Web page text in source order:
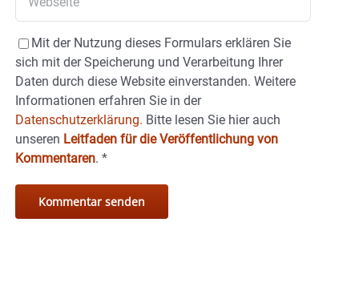
Mit der Nutzung dieses Formulars erklären Sie
sich mit der Speicherung und Verarbeitung Ihrer
Daten durch diese Website einverstanden. Weitere
Informationen erfahren Sie in der
Datenschutzerklärung. Bitte lesen Sie hier auch
unseren Leitfaden für die Veröffentlichung von
Kommentaren. *